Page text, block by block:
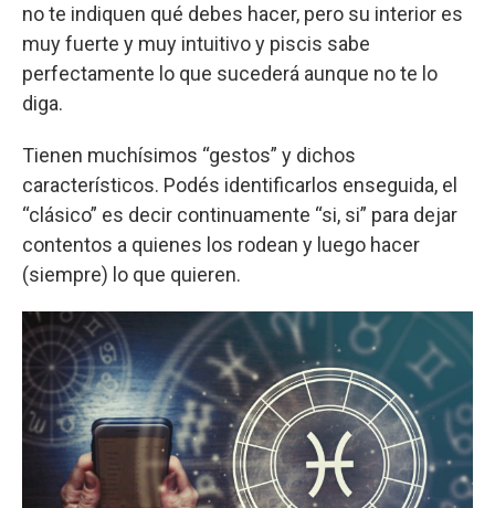
no te indiquen qué debes hacer, pero su interior es
muy fuerte y muy intuitivo y piscis sabe
perfectamente lo que sucederá aunque no te lo
diga.
Tienen muchísimos “gestos” y dichos
característicos. Podés identificarlos enseguida, el
“clásico” es decir continuamente “si, si” para dejar
contentos a quienes los rodean y luego hacer
(siempre) lo que quieren.